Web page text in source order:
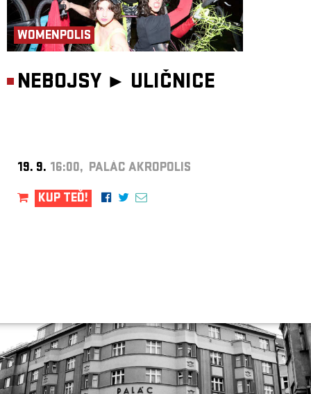
WOMENPOLIS
NEBOJSY ► ULIČNICE
19. 9. 16:00, PALÁC AKROPOLIS
KUP TEĎ!